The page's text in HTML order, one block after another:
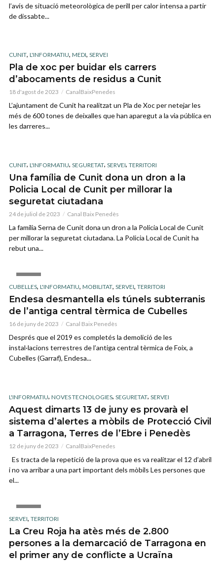
l’avís de situació meteorològica de perill per calor intensa a partir
de dissabte...
CUNIT, L'INFORMATIU, MEDI, SERVEI
Pla de xoc per buidar els carrers
d’abocaments de residus a Cunit
18 d'agost de 2023 CanalBaixPenedes
L’ajuntament de Cunit ha realitzat un Pla de Xoc per netejar les
més de 600 tones de deixalles que han aparegut a la via pública en
les darreres...
CUNIT, L'INFORMATIU, SEGURETAT, SERVEI, TERRITORI
Una família de Cunit dona un dron a la
Policia Local de Cunit per millorar la
seguretat ciutadana
24 de juliol de 2023 Canal Baix Penedès
La família Serna de Cunit dona un dron a la Policia Local de Cunit
per millorar la seguretat ciutadana. La Policia Local de Cunit ha
rebut una...
CUBELLES, L'INFORMATIU, MOBILITAT, SERVEI, TERRITORI
Endesa desmantella els túnels subterranis
de l’antiga central tèrmica de Cubelles
16 de juny de 2023 Canal Baix Penedès
Després que el 2019 es completés la demolició de les
instal·lacions terrestres de l’antiga central tèrmica de Foix, a
Cubelles (Garraf), Endesa...
L'INFORMATIU, NOVES TECNOLOGIES, SEGURETAT, SERVEI
Aquest dimarts 13 de juny es provarà el
sistema d’alertes a mòbils de Protecció Civil
a Tarragona, Terres de l’Ebre i Penedès
12 de juny de 2023 CanalBaixPenedes
Es tracta de la repetició de la prova que es va realitzar el 12 d’abril
i no va arribar a una part important dels mòbils Les persones que
el...
SERVEI, TERRITORI
La Creu Roja ha atès més de 2.800
persones a la demarcació de Tarragona en
el primer any de conflicte a Ucraïna